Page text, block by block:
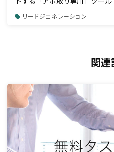
リードジェネレーション
関連